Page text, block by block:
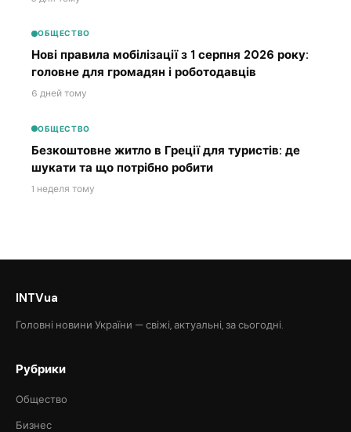
ОБЩЕСТВО
Нові правила мобілізації з 1 серпня 2026 року:
головне для громадян і роботодавців
6 дней тому
ОБЩЕСТВО
Безкоштовне житло в Греції для туристів: де
шукати та що потрібно робити
1 неделя тому
INTVua
Головні новини України — свіжі, актуальні, за сьогодні.
Рубрики
Общество
Бизнес